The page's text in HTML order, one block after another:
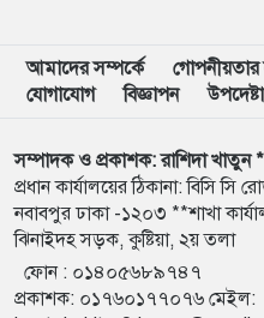
ফুটবল প্রধানের
মার্চ টু ঢাকা’
১১
বাংলাদেশ জনরাষ্ট্র
আমাদের সম্পর্কে গোপনীয়তার
যোগাযোগ
বিজ্ঞাপন
সম্পাদক ও প্রকাশক: রাশিদা
প্রধান কার্যালয়ের ঠিকানা: বিসি
নবাবপুর ঢাকা -১২০৩ **শাখা
ঝিনাইদহ সড়ক, কুষ্টিয়া, ২য় তলা
ফোন :
প্রকাশক: ০১৭৬০১৭৭০৭৬ মেইল: